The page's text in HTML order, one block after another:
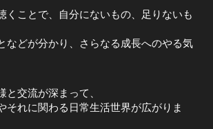
くことで、自分にないもの、足りないも
などが分かり、さらなる成長へのやる気
と交流が深まって、
それに関わる日常生活世界が広がりま